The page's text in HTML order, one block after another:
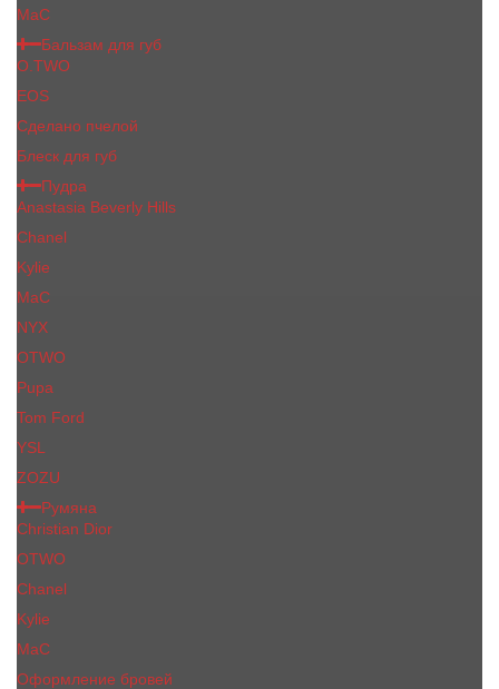
МаС
Бальзам для губ
O.TWO
EOS
Сделано пчелой
Блеск для губ
Пудра
Anastasia Beverly Hills
Chanel
Kylie
MaC
NYX
OTWO
Pupa
Tom Ford
YSL
ZOZU
Румяна
Christian Dior
OTWO
Сhanеl
Kylie
MaC
Оформление бровей